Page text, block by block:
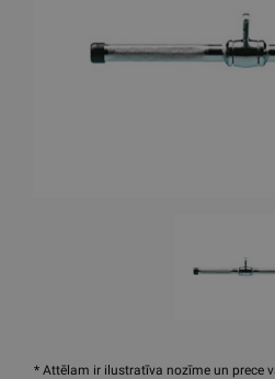
* Attēlam ir ilustratīva nozīme un prece